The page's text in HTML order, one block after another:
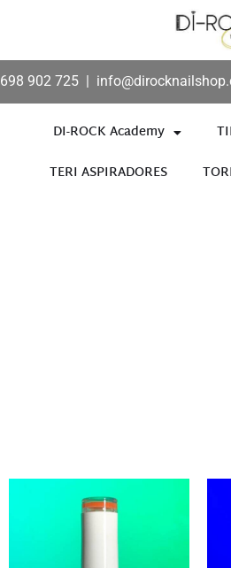
698 902 725 |
DI-ROCK Academy
TERI ASPIRADORES